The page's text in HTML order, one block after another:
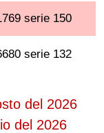
serie 150
serie 132
del 2026
del 2026